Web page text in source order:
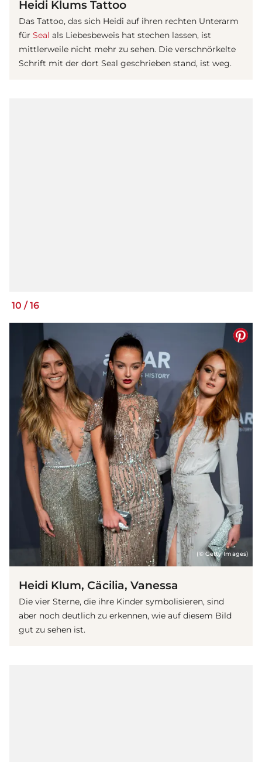
Heidi Klums Tattoo
Das Tattoo, das sich Heidi auf ihren rechten Unterarm
für Seal als Liebesbeweis hat stechen lassen, ist
mittlerweile nicht mehr zu sehen. Die verschnörkelte
Schrift mit der dort Seal geschrieben stand, ist weg.
10 /16
(© Getty Images)
Heidi Klum, Cäcilia, Vanessa
Die vier Sterne, die ihre Kinder symbolisieren, sind
aber noch deutlich zu erkennen, wie auf diesem Bild
gut zu sehen ist.